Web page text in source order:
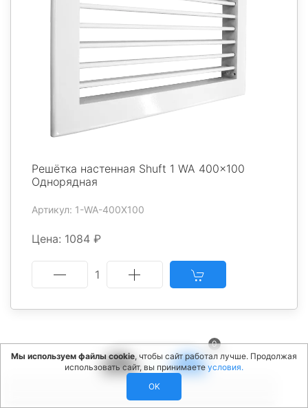
0
Решётка настенная Shuft 1 WA 400x100
Однорядная
Артикул: 1-WA-400X100
Цена: 1084 ₽
1
1 2 3 >>
Мы используем файлы cookie, чтобы сайт работал лучше. Продолжая
использовать сайт, вы принимаете условия.
OK